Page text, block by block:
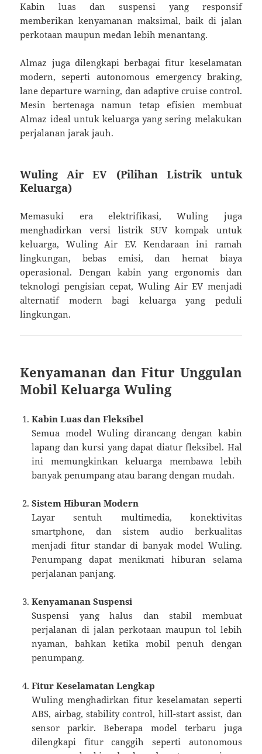
Kabin luas dan suspensi yang responsif
memberikan kenyamanan maksimal, baik di jalan
perkotaan maupun medan lebih menantang.
Almaz juga dilengkapi berbagai fitur keselamatan
modern, seperti autonomous emergency braking,
lane departure warning, dan adaptive cruise control.
Mesin bertenaga namun tetap efisien membuat
Almaz ideal untuk keluarga yang sering melakukan
perjalanan jarak jauh.
Wuling Air EV (Pilihan Listrik untuk
Keluarga)
Memasuki era elektrifikasi, Wuling juga
menghadirkan versi listrik SUV kompak untuk
keluarga, Wuling Air EV. Kendaraan ini ramah
lingkungan, bebas emisi, dan hemat biaya
operasional. Dengan kabin yang ergonomis dan
teknologi pengisian cepat, Wuling Air EV menjadi
alternatif modern bagi keluarga yang peduli
lingkungan.
Kenyamanan dan Fitur Unggulan
Mobil Keluarga Wuling
Kabin Luas dan Fleksibel
Semua model Wuling dirancang dengan kabin
lapang dan kursi yang dapat diatur fleksibel. Hal
ini memungkinkan keluarga membawa lebih
banyak penumpang atau barang dengan mudah.
Sistem Hiburan Modern
Layar sentuh multimedia, konektivitas
smartphone, dan sistem audio berkualitas
menjadi fitur standar di banyak model Wuling.
Penumpang dapat menikmati hiburan selama
perjalanan panjang.
Kenyamanan Suspensi
Suspensi yang halus dan stabil membuat
perjalanan di jalan perkotaan maupun tol lebih
nyaman, bahkan ketika mobil penuh dengan
penumpang.
Fitur Keselamatan Lengkap
Wuling menghadirkan fitur keselamatan seperti
ABS, airbag, stability control, hill-start assist, dan
sensor parkir. Beberapa model terbaru juga
dilengkapi fitur canggih seperti autonomous